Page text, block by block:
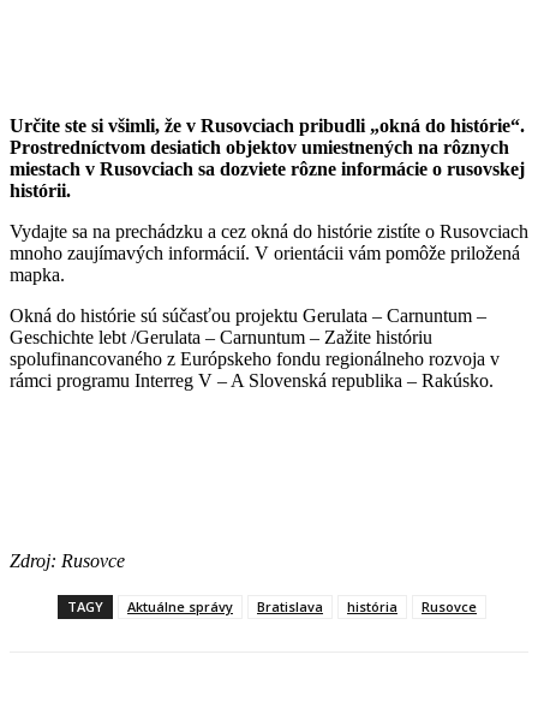
Určite ste si všimli, že v Rusovciach pribudli „okná do histórie“.
Prostredníctvom desiatich objektov umiestnených na rôznych
miestach v Rusovciach sa dozviete rôzne informácie o rusovskej
histórii.
Vydajte sa na prechádzku a cez okná do histórie zistíte o Rusovciach
mnoho zaujímavých informácií. V orientácii vám pomôže priložená
mapka.
Okná do histórie sú súčasťou projektu Gerulata – Carnuntum –
Geschichte lebt /Gerulata – Carnuntum – Zažite históriu
spolufinancovaného z Európskeho fondu regionálneho rozvoja v
rámci programu Interreg V – A Slovenská republika – Rakúsko.
Zdroj: Rusovce
TAGY Aktuálne správy Bratislava história Rusovce